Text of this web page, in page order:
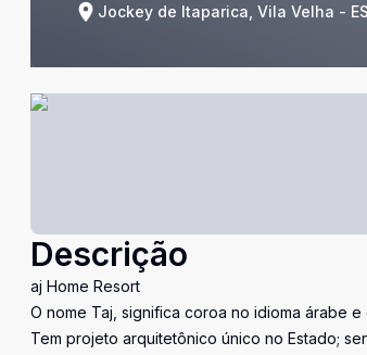
Jockey de Itaparica, Vila Velha - ES
Descrição
aj Home Resort
O nome Taj, significa coroa no idioma árabe
Tem projeto arquitetônico único no Estado;